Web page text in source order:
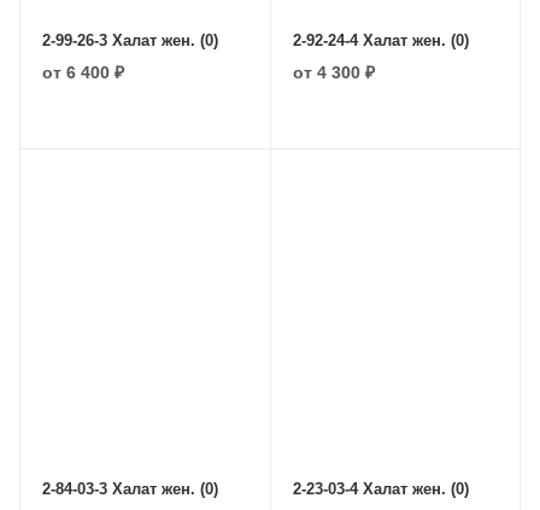
2-99-26-3 Халат жен. (0)
от 6 400 ₽
2-92-24-4 Халат жен. (0)
от 4 300 ₽
2-84-03-3 Халат жен. (0) 2-23-03-4 Халат жен. (0)